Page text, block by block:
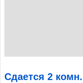
Сдается 2